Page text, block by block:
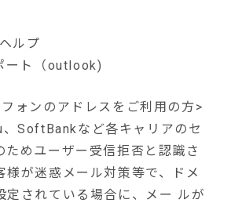
ルプ
ト（outlook)
ォンのアドレスをご利用の方>
SoftBankなど各キャリアのセ
ためユーザー受信拒否と認識さ
様が迷惑メール対策等で、ドメ
定されている場合に、メー ルが